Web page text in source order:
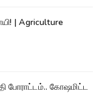
| Agriculture
போராட்டம்.. கோஷமிட்ட